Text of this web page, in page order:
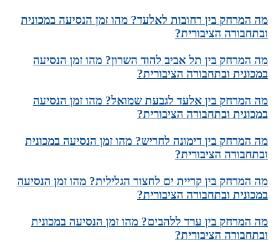
מה המרחק בין רחובות לאלעד? מהו זמן הנסיעה במכונית
ובתחבורה הציבורית?
מה המרחק בין תל אביב להוד השרון? מהו זמן הנסיעה
במכונית ובתחבורה הציבורית?
מה המרחק בין אלעד לגבעת שמואל? מהו זמן הנסיעה
במכונית ובתחבורה הציבורית?
מה המרחק בין דימונה לחריש? מהו זמן הנסיעה במכונית
ובתחבורה הציבורית?
מה המרחק בין קריית ים לחצור הגלילית? מהו זמן הנסיעה
במכונית ובתחבורה הציבורית?
מה המרחק בין ערד ללהבים? מהו זמן הנסיעה במכונית
ובתחבורה הציבורית?